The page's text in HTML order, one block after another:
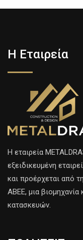
Η Εταιρεία
H εταιρεία
εξειδικευμένη
και προέρχεται από
ΑΒΕΕ, μια
κατασκευών.